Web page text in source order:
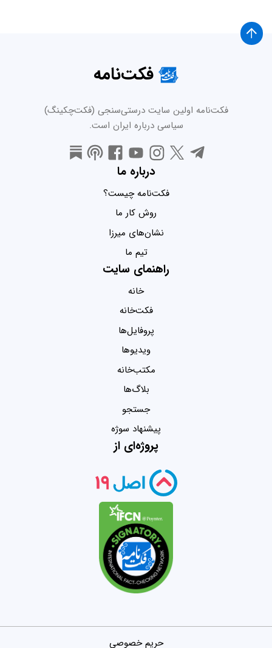
فکت‌نامه
فکت‌نامه اولین سایت درستی‌سنجی (فکت‌چکینگ)
سیاسی درباره ایران است.
درباره ما
فکت‌نامه چیست؟
روش کار ما
نشان‌های میرزا
تیم ما
راهنمای سایت
خانه
فکت‌خانه
پروفایل‌ها
ویدیو‌ها
مکتب‌خانه
بلاگ‌ها
جستجو
پیشنهاد سوژه
پروژه‌ای از
حریم خصوصی